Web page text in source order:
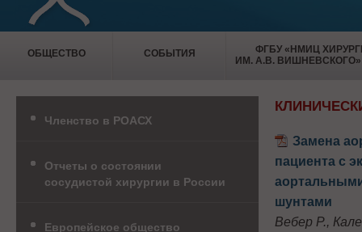
ОБЩЕСТВО СОБЫТИЯ
ФГБУ «НМИЦ
ИМ. А.В.
Замена
пациента с
шунтами
Вебер Р.,
Членство в РОАСХ
Отчеты о состоянии
сосудистой хирургии в России
Европейское общество